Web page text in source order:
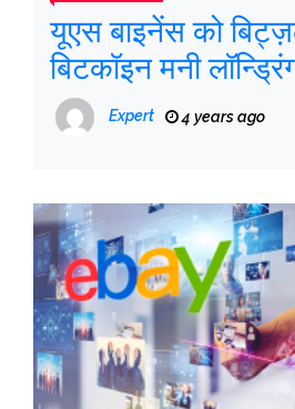
यूएस बाइनेंस को
बिटकॉइन मनी
Expert 4 years ago